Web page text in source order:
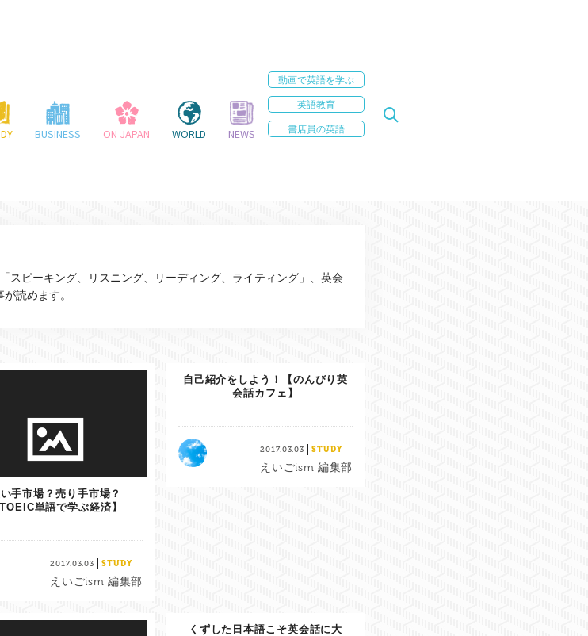
動画で英語を学ぶ
英語教育
書店員の英語
BUSINESS ON JAPAN WORLD NEWS
スピーキング、リスニング、リーディング、ライティング」、英会
読めます。
手市場？売り手市場？
TOEIC単語で学ぶ経済】
2017.03.03 |STUDY
えいごism 編集部
自己紹介をしよう！【のんびり英
会話カフェ】
2017.03.03 |STUDY
えいごism 編集部
くずした日本語こそ英会話に大